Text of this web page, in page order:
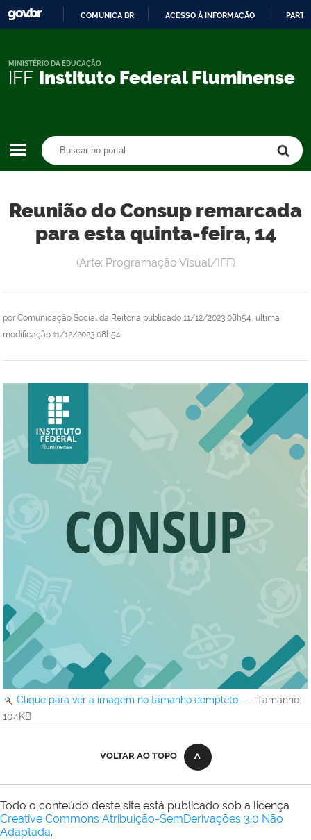
CONTEÚDO
COMUNICA BR ACESSO À INFORMAÇÃO
IFF Instituto Federal Fluminense
MINISTÉRIO DA EDUCAÇÃO
Reunião do Consup remarcada
para esta quinta-feira, 14
por Comunicação Social da Reitoria publicado 11/12/2023 08h54, última
modificação 11/12/2023 08h54
(Arte: Programação Visual/IFF)
Clique para ver a imagem no tamanho completo… — Tamanho:
104KB
VOLTAR AO TOPO
Todo o conteúdo deste site está publicado sob a licença
Creative Commons Atribuição-SemDerivações 3.0 Não
Adaptada.